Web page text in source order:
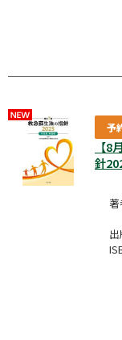
予
【8
針